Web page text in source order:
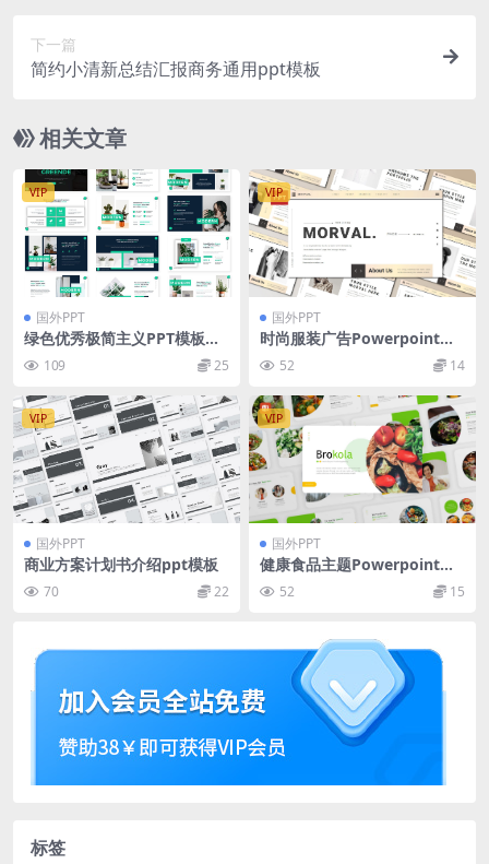
下一篇
简约小清新总结汇报商务通用ppt模板
相关文章
VIP
国外PPT
绿色优秀极简主义PPT模板下
载（PPTX）
109 25
VIP
国外PPT
时尚服装广告Powerpoint幻
灯片模板 MORVAL Powerpo
int Template
52 14
VIP
国外PPT
商业方案计划书介绍ppt模板
70 22
VIP
国外PPT
健康食品主题Powerpoint模
板 Brokola – Healthy Food
PowerPoint Template
52 15
标签